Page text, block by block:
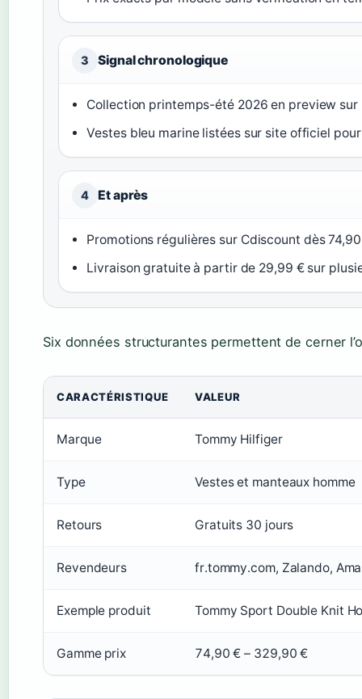
3 Signal chronologique
Collection printemps-été 2026 en preview sur
Vestes bleu marine listées sur site officiel
4 Et après
Promotions régulières sur Cdiscount dès
Livraison gratuite à partir de 29,99 € sur
Six données structurantes permettent de cerner
CARACTÉRISTIQUE VALEUR
Marque Tommy Hilfiger
Type Vestes et manteaux homme
Retours Gratuits 30 jours
Revendeurs fr.tommy.com, Zalando,
Exemple produit Tommy Sport Double Knit
Gamme prix 74,90 € – 329,90 €